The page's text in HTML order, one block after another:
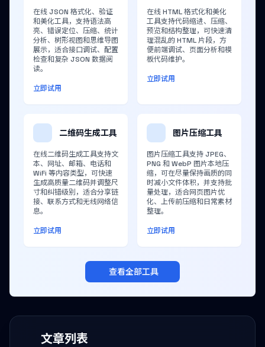
文章列表
在线 JSON 格式化、验证
和美化工具，支持语法高
亮、错误定位、压缩、统计
分析、树形视图和思维导图
展示，适合接口调试、配置
检查和复杂 JSON 数据阅
读。
立即试用
在线 HTML 格式化和美化
工具支持代码缩进、压缩、
预览和结构整理，可快速清
理混乱的 HTML 片段，方
便前端调试、页面分析和模
板代码维护。
立即试用
二维码生成工具
在线二维码生成工具支持文
本、网址、邮箱、电话和
WiFi 等内容类型，可快速
生成高质量二维码并调整尺
寸和纠错级别，适合分享链
接、联系方式和无线网络信
息。
立即试用
图片压缩工具
图片压缩工具支持 JPEG、
PNG 和 WebP 图片本地压
缩，可在尽量保持画质的同
时减小文件体积，并支持批
量处理，适合网页图片优
化、上传前压缩和日常素材
整理。
立即试用
查看全部工具